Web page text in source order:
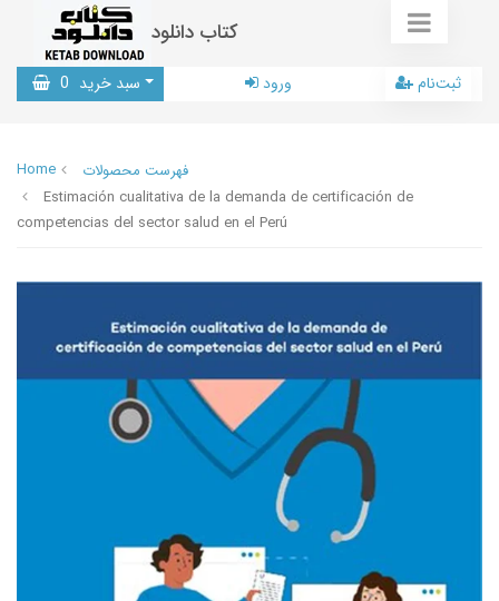
کتاب دانلود
سبد خرید 0 ورود ثبت‌نام
Home
فهرست محصولات
Estimación cualitativa de la demanda de certificación de
competencias del sector salud en el Perú